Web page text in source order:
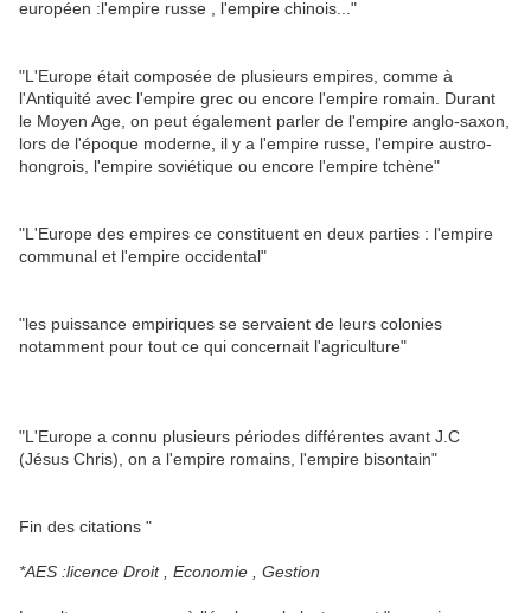
européen :l'empire russe , l'empire chinois..."
"L'Europe était composée de plusieurs empires, comme à
l'Antiquité avec l'empire grec ou encore l'empire romain. Durant
le Moyen Age, on peut également parler de l'empire anglo-saxon,
lors de l'époque moderne, il y a l'empire russe, l'empire austro-
hongrois, l'empire soviétique ou encore l'empire tchène"
"L'Europe des empires ce constituent en deux parties : l'empire
communal et l'empire occidental"
"les puissance empiriques se servaient de leurs colonies
notamment pour tout ce qui concernait l'agriculture"
"L'Europe a connu plusieurs périodes différentes avant J.C
(Jésus Chris), on a l'empire romains, l'empire bisontain"
Fin des citations "
*AES :licence Droit , Economie , Gestion